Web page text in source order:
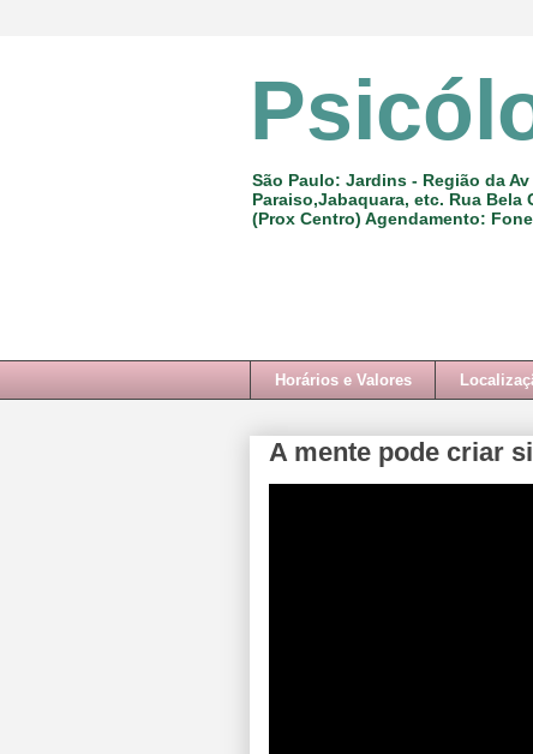
São Paulo: Jardins - Região da
Paraiso,Jabaquara, etc. Rua Bela
(Prox Centro) Agendamento:
Horários e Valores
A mente pode criar